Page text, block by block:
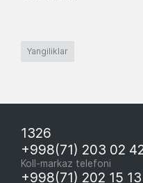
Yangiliklar
1326
+998(71) 203 02
Koll-markaz telefoni
+998(71) 202 15 13